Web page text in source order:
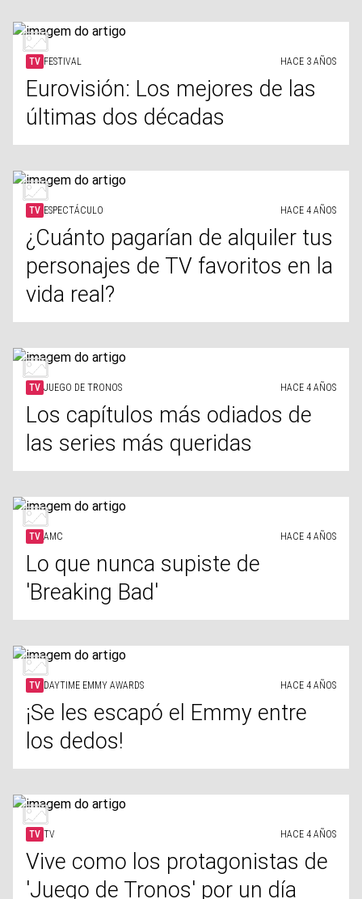
TV FESTIVAL HACE 3 AÑOS
Eurovisión: Los mejores de las
últimas dos décadas
TV ESPECTÁCULO HACE 4 AÑOS
¿Cuánto pagarían de alquiler tus
personajes de TV favoritos en la
vida real?
TV JUEGO DE TRONOS HACE 4 AÑOS
Los capítulos más odiados de
las series más queridas
TV AMC HACE 4 AÑOS
Lo que nunca supiste de
'Breaking Bad'
TV DAYTIME EMMY AWARDS HACE 4 AÑOS
¡Se les escapó el Emmy entre
los dedos!
TV TV HACE 4 AÑOS
Vive como los protagonistas de
'Juego de Tronos' por un día